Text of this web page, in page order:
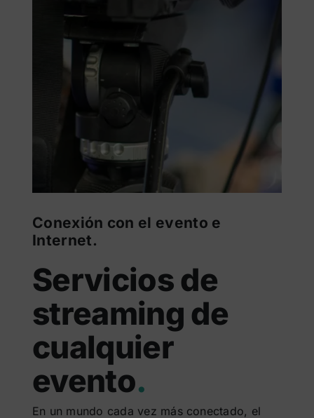
Conexión con el evento e
Internet.
Servicios de
streaming de
cualquier
evento.
En un mundo cada vez más conectado, el